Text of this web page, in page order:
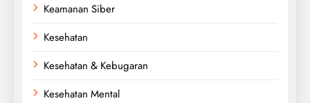
Keamanan Siber
Kesehatan
Kesehatan & Kebugaran
Kesehatan Mental